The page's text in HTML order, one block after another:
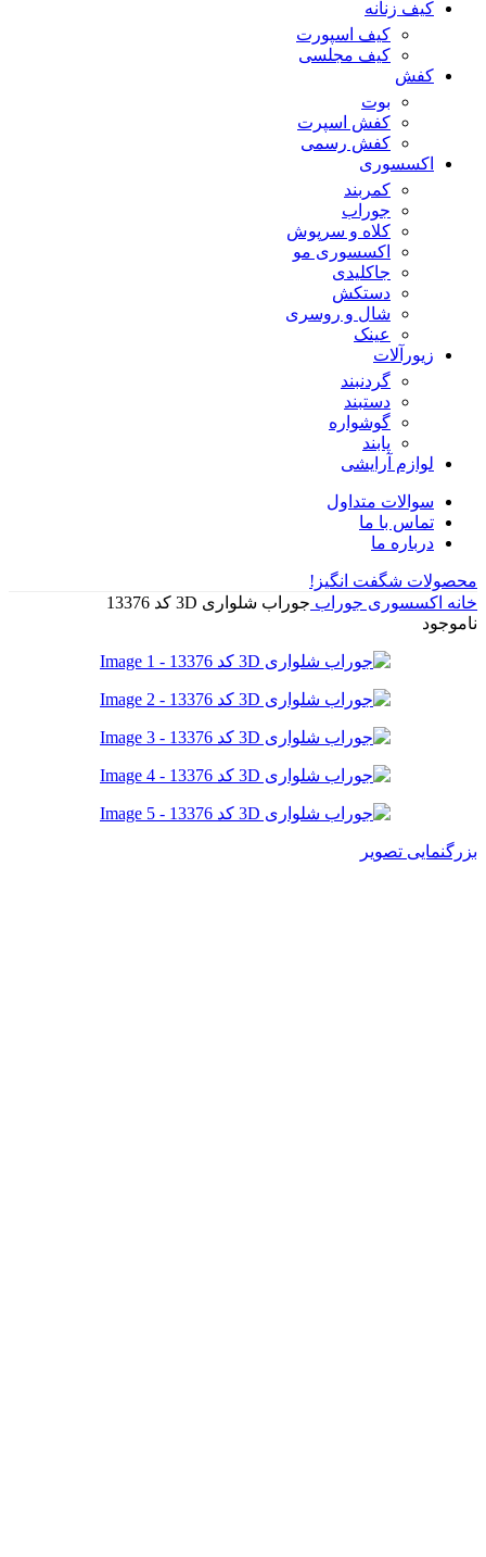
کیف زنانه
کیف اسپورت
کیف مجلسی
کفش
بوت
کفش اسپرت
کفش رسمی
اکسسوری
کمربند
جوراب
کلاه و سرپوش
اکسسوری مو
جاکلیدی
دستکش
شال و روسری
عینک
زیورآلات
گردنبند
دستبند
گوشواره
پابند
لوازم آرایشی
سوالات متداول
تماس با ما
درباره ما
محصولات شگفت انگیز!
خانه اکسسوری جوراب جوراب شلواری 3D کد 13376
ناموجود
بزرگنمایی تصویر